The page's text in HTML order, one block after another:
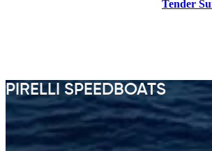
Tender
PIRELLI SPEEDBOATS